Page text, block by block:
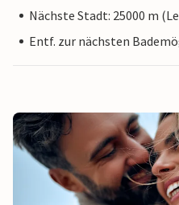
Nächste Stadt: 25000 m
Entf. zur nächsten